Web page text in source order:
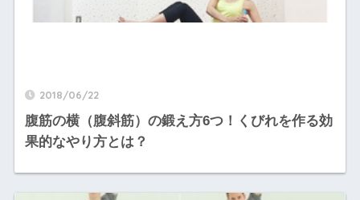
2018/06/22
腹筋の横（腹斜筋）の鍛え方6つ！くびれを作る効
果的なやり方とは？